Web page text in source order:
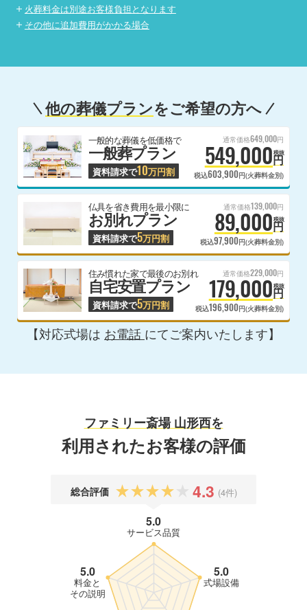
火葬料金は別途お客様負担となります
その他に追加費用がかかる場合
他の葬儀プランをご希望の方へ
一般的な葬儀を低価格で
一般葬プラン
資料請求で10万円割
通常価格649,000円
549,000円
税抜
税込603,900円(火葬料金別)
仏具を省き費用を最小限に
お別れプラン
資料請求で5万円割
通常価格139,000円
89,000円
税抜
税込97,900円(火葬料金別)
住み慣れた家で最後のお別れ
自宅安置プラン
資料請求で5万円割
通常価格229,000円
179,000円
税抜
税込196,900円(火葬料金別)
【対応式場は お電話 にてご案内いたします】
ファミリー斎場 山形西を
利用されたお客様の評価
総合評価 4.3 (4件)
5.0
サービス品質
5.0
式場設備
5.0
料金と
その説明